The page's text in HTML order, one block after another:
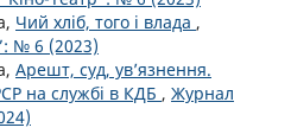
Чий хліб, того і влада ,
№ 6 (2023)
Арешт, суд, ув’язнення.
на службі в КДБ , Журнал